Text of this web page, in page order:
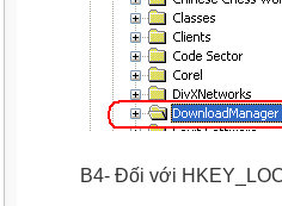
B4- Đối với